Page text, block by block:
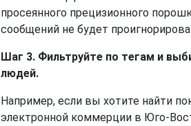
просеянного прецизионного
сообщений не будет
Шаг 3. Фильтруйте по тегам и
людей.
Например, если вы хотите найти
электронной коммерции в Юго-